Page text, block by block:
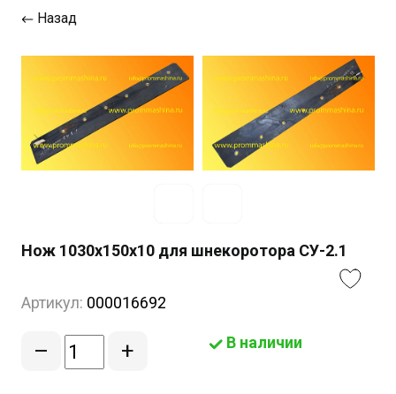
Назад
Нож 1030х150х10 для шнекоротора СУ-2.1
Артикул: 000016692
– + В наличии